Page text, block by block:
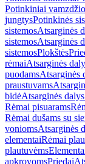
Potinkiniai
jungtysPotinkinės
sistemosAtsarginės
sistemosAtsarginės
sistemosPlokštės
rėmaiAtsarginės
puodamsAtsarginės
praustuvams
bidėAtsarginės
Rėmai pisuarams
Rėmai dušams su
voniomsAtsarginės
elementaiRėmai
plautuvėms
apkrovomsPriedai